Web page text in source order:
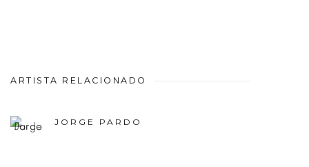
ARTISTA RELACIONADO
JORGE PARDO